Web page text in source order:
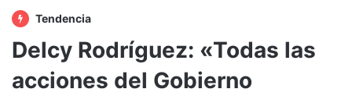
Tendencia
Delcy Rodríguez: «Todas las
acciones del Gobierno